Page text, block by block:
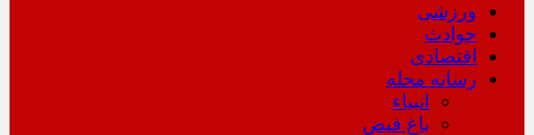
ورزشی
حوادث
اقتصادی
رسانه محله
انبیاء
باغ فیض